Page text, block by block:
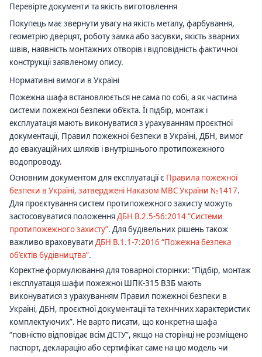
Перевірте документи та якість виготовлення
Покупець має звернути увагу на якість металу, фарбування,
геометрію дверцят, роботу замка або засувки, якість зварних
швів, наявність монтажних отворів і відповідність фактичної
конструкції заявленому опису.
Нормативні вимоги в Україні
Пожежна шафа встановлюється не сама по собі, а як частина
системи пожежної безпеки об’єкта. Її підбір, монтаж і
експлуатація мають виконуватися з урахуванням проєктної
документації, Правил пожежної безпеки в Україні, ДБН, вимог
до евакуаційних шляхів і внутрішнього протипожежного
водопроводу.
Основним документом для експлуатації є Правила пожежної
безпеки в Україні, затверджені Наказом МВС України №1417.
Для проєктування систем протипожежного захисту можуть
застосовуватися положенняДБН В.2.5-56:2014 “Системи
протипожежного захисту”. Для будівельних рішень також
важливо враховувати ДБН В.1.1-7:2016 “Пожежна безпека
об’єктів будівництва”.
Коректне формулювання для товарної сторінки: “Підбір, монтаж
і експлуатація шафи пожежної ШПК-315 ВЗБ мають
виконуватися з урахуванням Правил пожежної безпеки в
Україні, ДБН, проєктної документації та технічних характеристик
комплектуючих”. Не варто писати, що конкретна шафа
“повністю відповідає всім ДСТУ”, якщо на сторінці не розміщено
паспорт, декларацію або сертифікат саме на цю модель чи